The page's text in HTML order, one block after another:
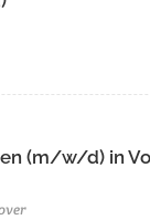
(m/w/d) in